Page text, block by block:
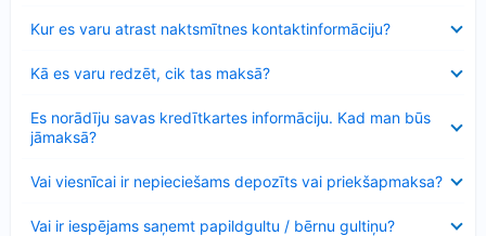
Kur es varu atrast naktsmītnes kontaktinformāciju?
Kā es varu redzēt, cik tas maksā?
Es norādīju savas kredītkartes informāciju. Kad man būs
jāmaksā?
Vai viesnīcai ir nepieciešams depozīts vai priekšapmaksa?
Vai ir iespējams saņemt papildgultu / bērnu gultiņu?